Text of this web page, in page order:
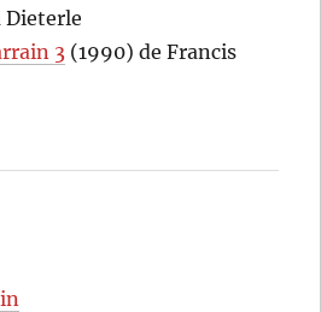
3 (1990) de Francis